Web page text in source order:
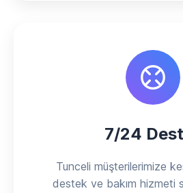
7/24
Tunceli müşterilerimize
destek ve bakım hizmeti